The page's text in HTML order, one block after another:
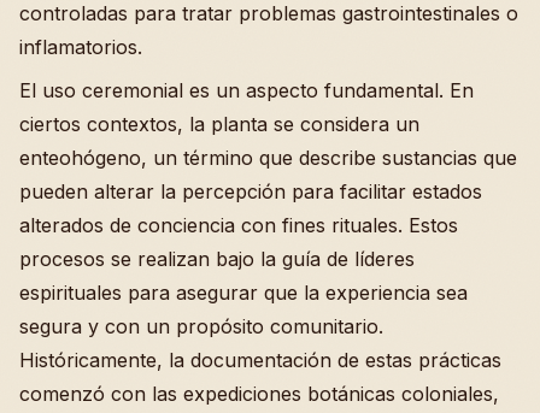
controladas para tratar problemas gastrointestinales o
inflamatorios.
El uso ceremonial es un aspecto fundamental. En
ciertos contextos, la planta se considera un
enteohógeno, un término que describe sustancias que
pueden alterar la percepción para facilitar estados
alterados de conciencia con fines rituales. Estos
procesos se realizan bajo la guía de líderes
espirituales para asegurar que la experiencia sea
segura y con un propósito comunitario.
Históricamente, la documentación de estas prácticas
comenzó con las expediciones botánicas coloniales,